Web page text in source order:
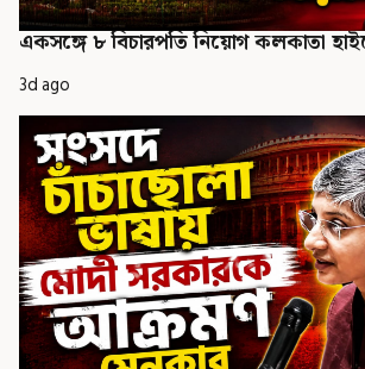
একসঙ্গে ৮ বিচারপতি নিয়োগ কলকাতা
3d ago